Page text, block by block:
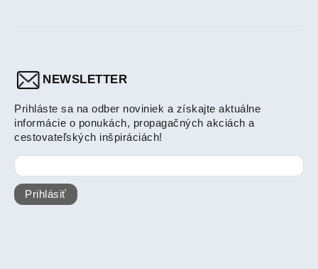
NEWSLETTER
Prihláste sa na odber noviniek a získajte aktuálne
informácie o ponukách, propagačných akciách a
cestovateľských inšpiráciách!
Prihlásiť